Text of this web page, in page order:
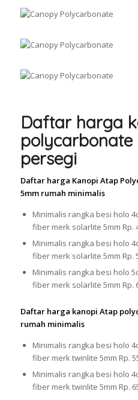
Daftar harga
polycarbonate
persegi
Daftar harga Kanopi Atap
5mm rumah minimalis
Minimalis rangka besi holo
fiber merk solarlite 5mm Rp.
Minimalis rangka besi holo
fiber merk solarlite 5mm Rp.
Minimalis rangka besi holo
fiber merk solarlite 5mm Rp.
Daftar harga kanopi Atap
rumah minimalis
Minimalis rangka besi holo
fiber merk twinlite 5mm Rp.
Minimalis rangka besi holo
fiber merk twinlite 5mm Rp.